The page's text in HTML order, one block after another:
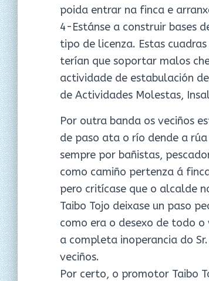
poida entrar na finca e
4-Estánse a construir bases
tipo de licenza. Estas
terían que soportar malos
actividade de estabulación
de Actividades Molestas,
Por outra banda os veciños
de paso ata o río dende a
sempre por bañistas,
como camiño pertenza á
pero critícase que o alcalde
Taibo Tojo deixase un paso
como era o desexo de todo
a completa inoperancia do
veciños.
Por certo, o promotor Taibo